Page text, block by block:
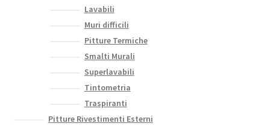
Lavabili
Muri difficili
Pitture Termiche
Smalti Murali
Superlavabili
Tintometria
Traspiranti
Pitture Rivestimenti Esterni